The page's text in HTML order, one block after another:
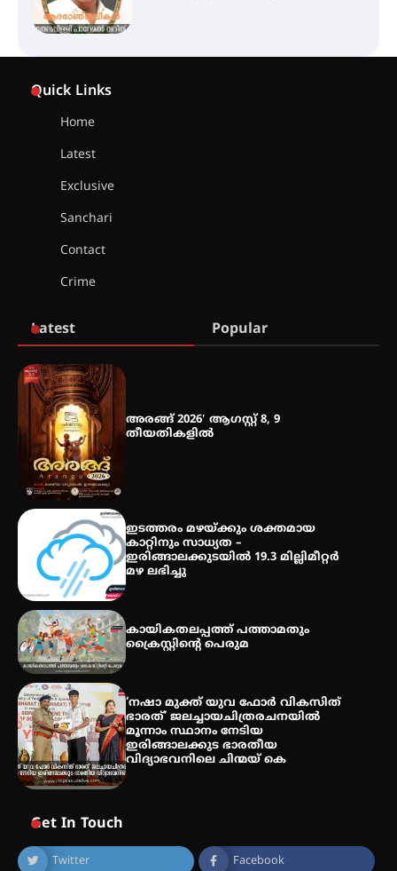
തേലപ്പിളളി പാറേമൽ വറീത്
Quick Links
Home
Latest
Exclusive
Sanchari
Contact
Crime
Latest Popular
അരങ്ങ് 2026′ ആഗസ്റ്റ് 8, 9
തീയതികളിൽ
ഇടത്തരം മഴയ്ക്കും ശക്തമായ
കാറ്റിനും സാധ്യത –
ഇരിങ്ങാലക്കുടയിൽ 19.3 മില്ലിമീറ്റർ
മഴ ലഭിച്ചു
കായികതലപ്പത്ത് പത്താമതും
ക്രൈസ്റ്റിന്റെ പെരുമ
‘നഷാ മുക്ത് യുവ ഫോർ വികസിത്
ഭാരത്’ ജലച്ചായചിത്രരചനയിൽ
മൂന്നാം സ്ഥാനം നേടിയ
ഇരിങ്ങാലക്കുട ഭാരതീയ
വിദ്യാഭവനിലെ ചിന്മയ് കെ
Get In Touch
Twitter Facebook